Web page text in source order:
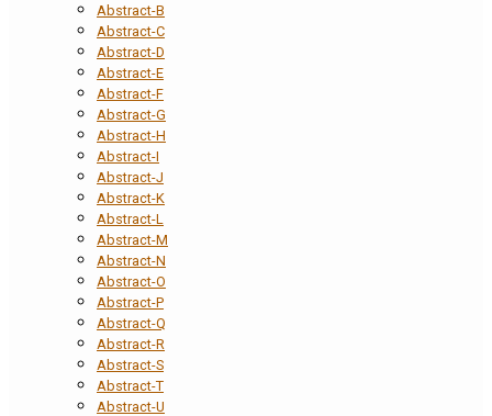
Abstract-B
Abstract-C
Abstract-D
Abstract-E
Abstract-F
Abstract-G
Abstract-H
Abstract-I
Abstract-J
Abstract-K
Abstract-L
Abstract-M
Abstract-N
Abstract-O
Abstract-P
Abstract-Q
Abstract-R
Abstract-S
Abstract-T
Abstract-U